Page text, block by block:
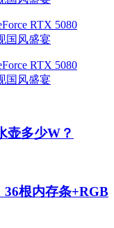
壶多少W？
根内存条+RGB